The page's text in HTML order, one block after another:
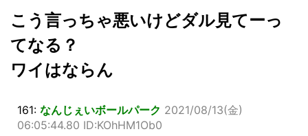
こう言っちゃ悪いけどダル見てーっ
てなる？
ワイはならん
161: なんじぇいボールパーク 2021/08/13(金)
06:05:44.80 ID:KOhHM1Ob0